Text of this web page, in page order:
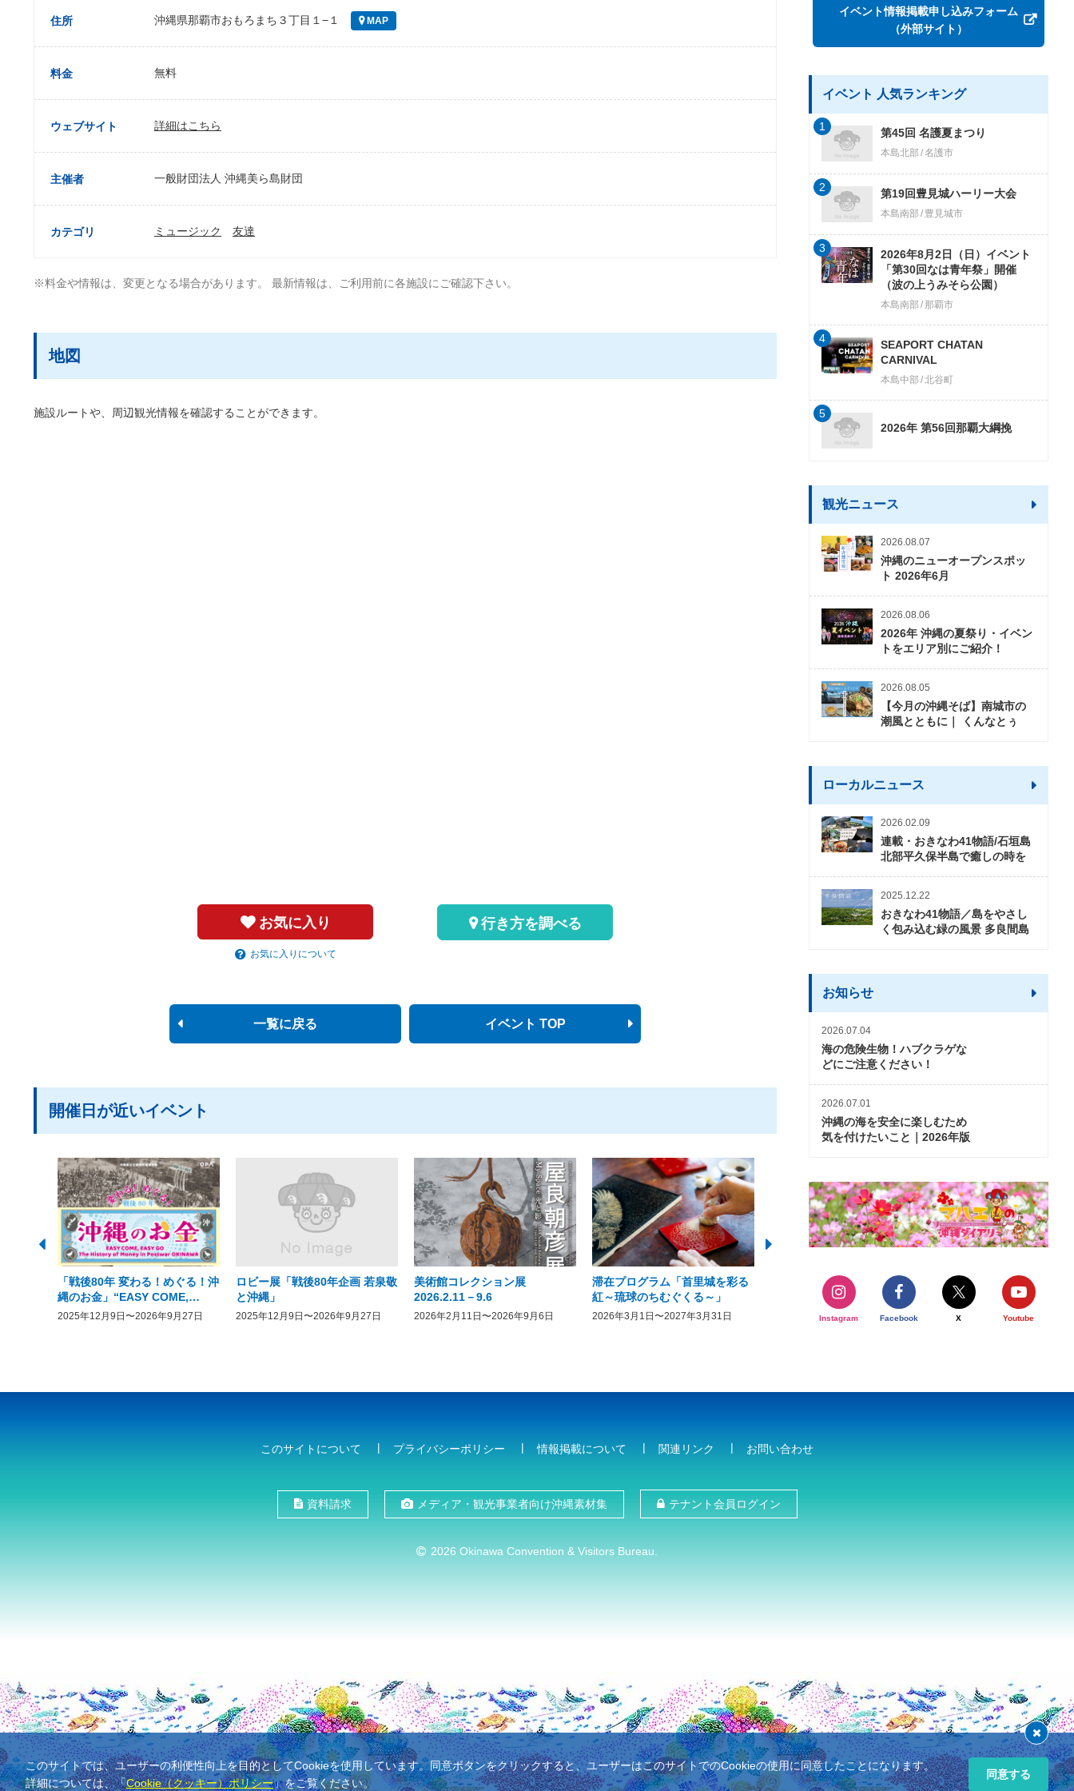
住所 沖縄県那覇市おもろまち３丁目１−１ MAP
料金 無料
ウェブサイト 詳細はこちら
主催者 一般財団法人 沖縄美ら島財団
カテゴリ ミュージック 友達
※料金や情報は、変更となる場合があります。 最新情報は、ご利用前に各施設にご確認下さい。
地図
施設ルートや、周辺観光情報を確認することができます。
お気に入り
お気に入りについて
行き方を調べる
一覧に戻る イベント TOP
開催日が近いイベント
「戦後80年 変わる！めぐる！沖
縄のお金」“EASY COME,
EASY GO － The History of
2025年12月9日〜2026年9月27日
ロビー展「戦後80年企画 若泉敬
と沖縄」
2025年12月9日〜2026年9月27日
美術館コレクション展
2026.2.11－9.6
2026年2月11日〜2026年9月6日
滞在プログラム「首里城を彩る
紅～琉球のちむぐくる～」
2026年3月1日〜2027年3月31日
2026年度 かりゆしビーチ営業
期間および営業時間のお知らせ
2026年3月5日〜2026年10月31日
【期間限定】オーシャ
開催について
2026年3月20日〜2026年11
イベント情報掲載申し込みフォーム
（外部サイト）
イベント 人気ランキング
第45回 名護夏まつり
本島北部 名護市
1
第19回豊見城ハーリー大会
本島南部 豊見城市
2
2026年8月2日（日）イベント
「第30回なは青年祭」開催
（波の上うみそら公園）
本島南部 那覇市
3
SEAPORT CHATAN
CARNIVAL
本島中部 北谷町
4
2026年 第56回那覇大綱挽
5
観光ニュース
2026.08.07
沖縄のニューオープンスポッ
ト 2026年6月
2026.08.06
2026年 沖縄の夏祭り・イベン
トをエリア別にご紹介！
2026.08.05
【今月の沖縄そば】南城市の
潮風とともに｜ くんなとぅ
ローカルニュース
2026.02.09
連載・おきなわ41物語/石垣島
北部平久保半島で癒しの時を
2025.12.22
おきなわ41物語／島をやさし
く包み込む緑の風景 多良間島
お知らせ
2026.07.04
海の危険生物！ハブクラゲな
どにご注意ください！
2026.07.01
沖縄の海を安全に楽しむため
気を付けたいこと｜2026年版
Instagram Facebook X Youtube
このサイトについて プライバシーポリシー 情報掲載について 関連リンク お問い合わせ
資料請求 メディア・観光事業者向け沖縄素材集 テナント会員ログイン
2026 Okinawa Convention & Visitors Bureau.
このサイトでは、ユーザーの利便性向上を目的としてCookieを使用しています。同意ボタンをクリックすると、ユーザーはこのサイトでのCookieの使用に同意したことになります。
詳細については、「Cookie（クッキー）ポリシー」をご覧ください。
同意する